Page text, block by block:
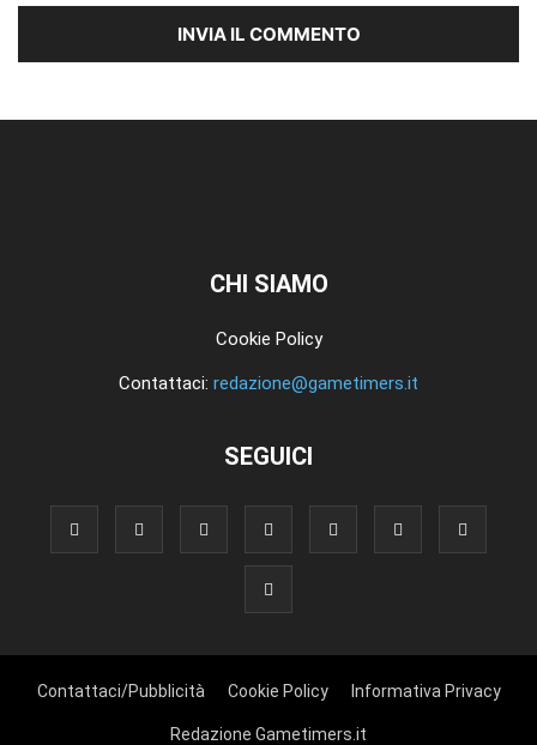
CHI SIAMO
Cookie Policy
Contattaci: redazione@gametimers.it
SEGUICI
Contattaci/Pubblicità Cookie Policy Informativa Privacy
Redazione Gametimers.it